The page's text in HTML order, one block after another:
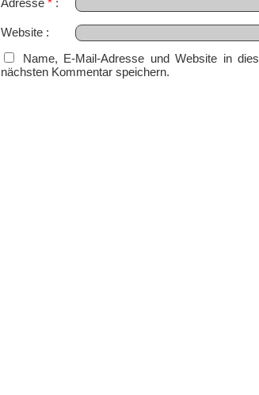
Website
Name, E-Mail-Adresse und Website in
nächsten Kommentar speichern.